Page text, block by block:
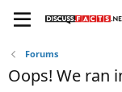
Forums
Oops! We ran